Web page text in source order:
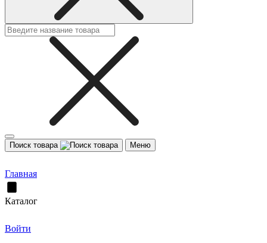
Поиск товара Меню
Главная
Каталог
Войти